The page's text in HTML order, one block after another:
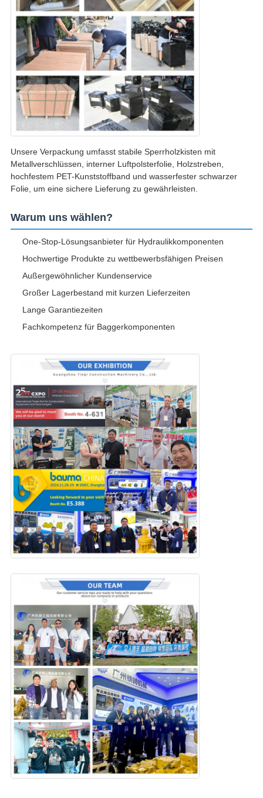
Unsere Verpackung umfasst stabile Sperrholzkisten mit
Metallverschlüssen, interner Luftpolsterfolie, Holzstreben,
hochfestem PET-Kunststoffband und wasserfester schwarzer
Folie, um eine sichere Lieferung zu gewährleisten.
Warum uns wählen?
One-Stop-Lösungsanbieter für Hydraulikkomponenten
Hochwertige Produkte zu wettbewerbsfähigen Preisen
Außergewöhnlicher Kundenservice
Großer Lagerbestand mit kurzen Lieferzeiten
Lange Garantiezeiten
Fachkompetenz für Baggerkomponenten